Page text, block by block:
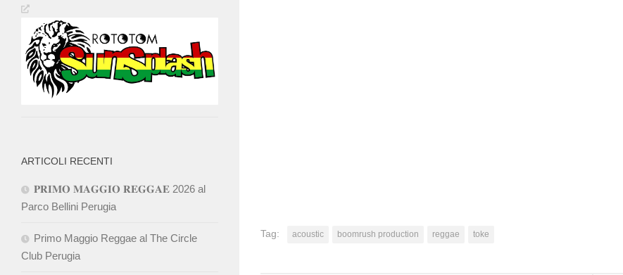
Tag: acoustic boomrush production reggae toke
ARTICOLI RECENTI
𝐏𝐑𝐈𝐌𝐎 𝐌𝐀𝐆𝐆𝐈𝐎 𝐑𝐄𝐆𝐆𝐀𝐄 2026 al
Parco Bellini Perugia
Primo Maggio Reggae al The Circle
Club Perugia